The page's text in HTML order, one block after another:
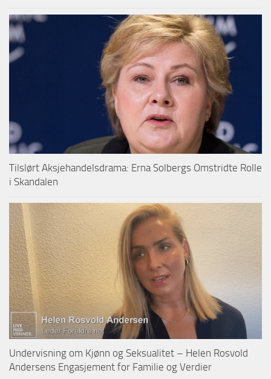
Tilslørt Aksjehandelsdrama: Erna Solbergs Omstridte Rolle
i Skandalen
Undervisning om Kjønn og Seksualitet – Helen Rosvold
Andersens Engasjement for Familie og Verdier